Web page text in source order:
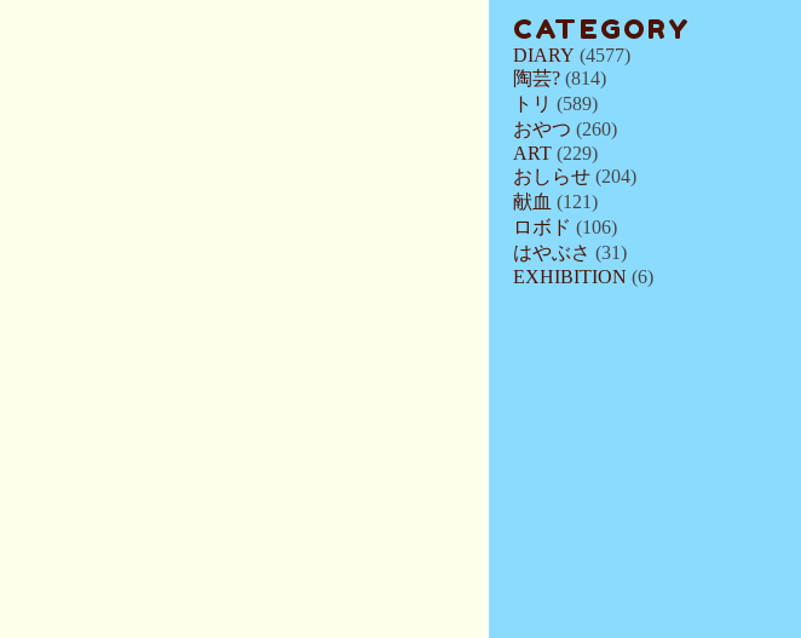
CATEGORY
DIARY (4577)
陶芸? (814)
トリ (589)
おやつ (260)
ART (229)
おしらせ (204)
献血 (121)
ロボド (106)
はやぶさ (31)
EXHIBITION (6)